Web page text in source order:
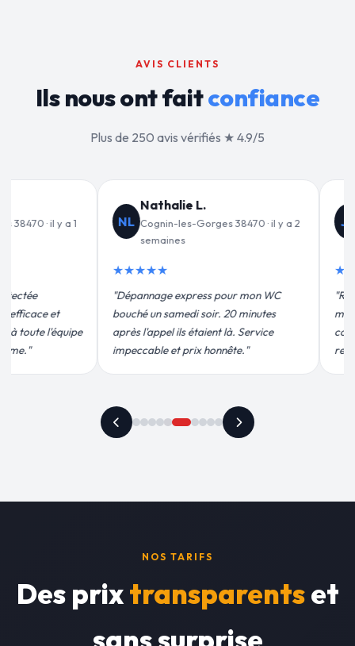
AVIS CLIENTS
Ils nous ont faitconfiance
Plus de 250 avis vérifiés ★ 4.9/5
38470 · il y a 2
mon WC
20 minutes
là. Service
JF
Jean-François C.
Cognin-les-Gorges 38470 · il y a 3
semaines
★★★★★
"Remplacement de mon chauffe-eau en
moins de 2h. Équipe très pro, devis
conforme, chantier propre. Je
recommande vivement."
NOS TARIFS
Des prixtransparentset